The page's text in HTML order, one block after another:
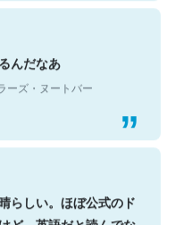
んだなあ
ーズ・ヌートバー
らしい。ほぼ公式のド
ど、英語だと読んでな